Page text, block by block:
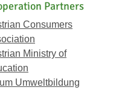
Partners
Consumers
Ministry of
Umweltbildung